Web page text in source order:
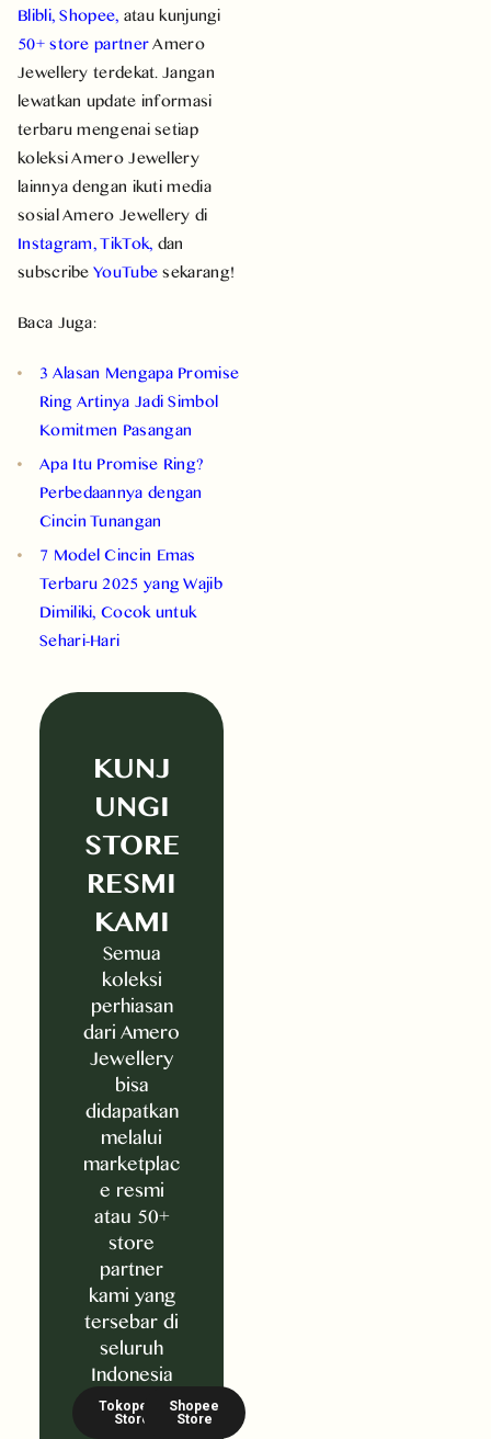
Blibli,Shopee, atau kunjungi
50+ store partnerAmero
Jewellery terdekat. Jangan
lewatkan update informasi
terbaru mengenai setiap
koleksi Amero Jewellery
lainnya dengan ikuti media
sosial Amero Jewellery di
Instagram,TikTok, dan
subscribeYouTubesekarang!
Baca Juga:
3 Alasan Mengapa Promise
Ring Artinya Jadi Simbol
Komitmen Pasangan
Apa Itu Promise Ring?
Perbedaannya dengan
Cincin Tunangan
7 Model Cincin Emas
Terbaru 2025 yang Wajib
Dimiliki, Cocok untuk
Sehari-Hari
KUNJ
UNGI
STORE
RESMI
KAMI
Semua
koleksi
perhiasan
dari Amero
Jewellery
bisa
didapatkan
melalui
marketplac
e resmi
atau 50+
store
partner
kami yang
tersebar di
seluruh
Indonesia
Tokopedia
Store
Shopee
Store